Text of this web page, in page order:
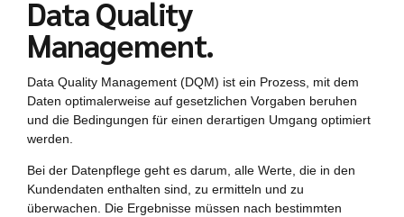
Data Quality
Management.
Data Quality Management (DQM) ist ein Prozess, mit dem
Daten optimalerweise auf gesetzlichen Vorgaben beruhen
und die Bedingungen für einen derartigen Umgang optimiert
werden.
Bei der Datenpflege geht es darum, alle Werte, die in den
Kundendaten enthalten sind, zu ermitteln und zu
überwachen. Die Ergebnisse müssen nach bestimmten